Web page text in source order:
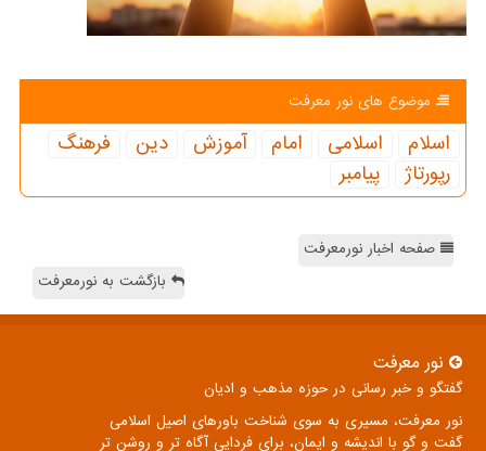
موضوع های نور معرفت
اسلام اسلامی امام آموزش دین
فرهنگ
رپورتاژ
پیامبر
صفحه اخبار نورمعرفت
بازگشت به نورمعرفت
نور معرفت
گفتگو و خبر رسانی در حوزه مذهب و ادیان
نور معرفت، مسیری به سوی شناخت باورهای اصیل اسلامی
گفت و گو با اندیشه و ایمان، برای فردایی آگاه تر و روشن تر